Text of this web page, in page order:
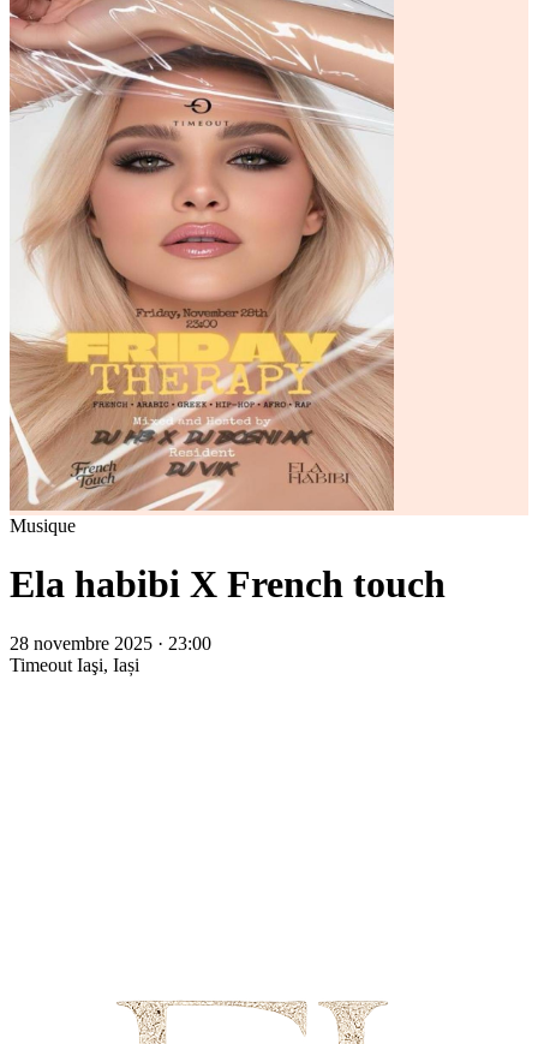
Musique
Ela habibi X French touch
28 novembre 2025 · 23:00
Timeout Iaşi, Iași